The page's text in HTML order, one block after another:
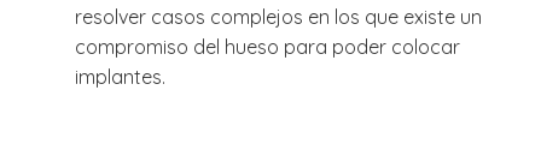
resolver casos complejos en los que existe un
compromiso del hueso para poder colocar
implantes.